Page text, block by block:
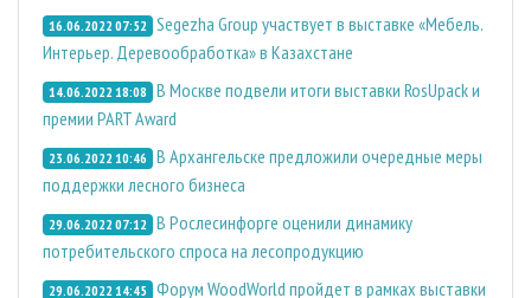
16.06.2022 07:52 Segezha Group участвует в выставке «Мебель.
Интерьер. Деревообработка» в Казахстане
14.06.2022 18:08 В Москве подвели итоги выставки RosUpack и
премии PART Award
23.06.2022 10:46 В Архангельске предложили очередные меры
поддержки лесного бизнеса
29.06.2022 07:12 В Рослесинфорге оценили динамику
потребительского спроса на лесопродукцию
29.06.2022 14:45 Форум WoodWorld пройдет в рамках выставки